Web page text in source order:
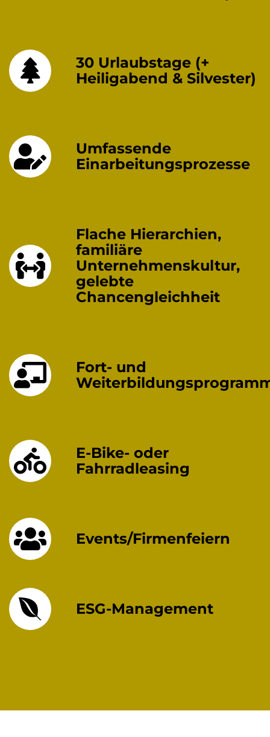
30 Urlaubstage (+
Heiligabend & Silvester)
Umfassende
Einarbeitungsprozesse
Flache Hierarchien,
familiäre
Unternehmenskultur,
gelebte
Chancengleichheit
Fort- und
E-Bike- oder
Fahrradleasing
Events/Firmenfeiern
ESG-Management